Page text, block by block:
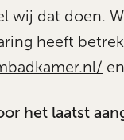
wij dat doen.
heeft
het laatst